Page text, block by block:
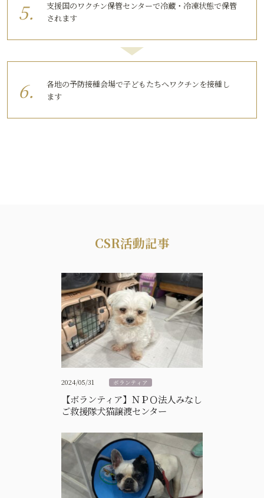
支援国のワクチン保管センターで冷蔵・冷凍状態で保管
されます
各地の予防接種会場で子どもたちへワクチンを接種し
ます
CSR活動記事
2024/05/31 ボランティア
【ボランティア】ＮＰＯ法人みなし
ご救援隊犬猫譲渡センター